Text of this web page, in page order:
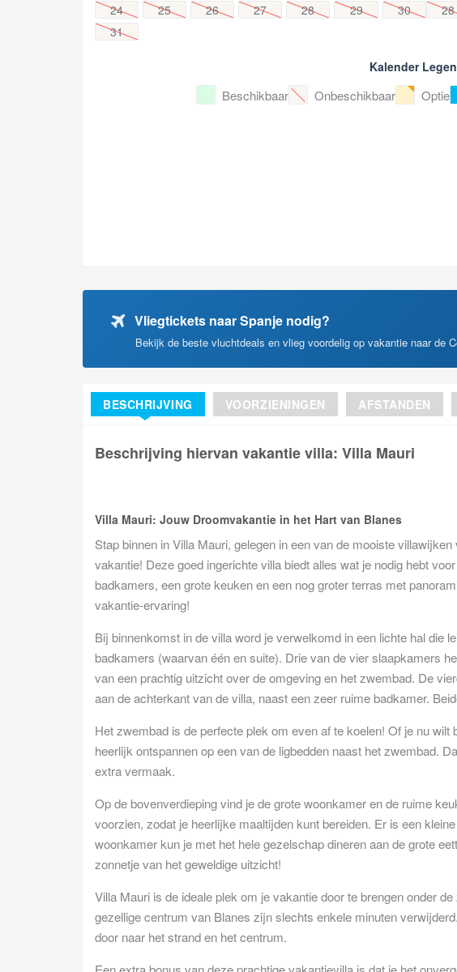
24
25 26 27 28 29
30
31
28
Kalender
Beschikbaar Onbeschikbaar Optie
Vliegtickets naar Spanje nodig?
Bekijk de beste vluchtdeals en vlieg voordelig op vakantie naar de
BESCHRIJVING VOORZIENINGEN AFSTANDEN
Beschrijving hiervan vakantie villa: Villa Mauri
Villa Mauri: Jouw Droomvakantie in het Hart van Blanes
Stap binnen in Villa Mauri, gelegen in een van de mooiste
vakantie! Deze goed ingerichte villa biedt alles wat je nodig hebt
badkamers, een grote keuken en een nog groter terras met
vakantie-ervaring!
Bij binnenkomst in de villa word je verwelkomd in een lichte hal die
badkamers (waarvan één en suite). Drie van de vier slaapkamers
van een prachtig uitzicht over de omgeving en het zwembad. De
aan de achterkant van de villa, naast een zeer ruime badkamer.
Het zwembad is de perfecte plek om even af te koelen! Of je nu
heerlijk ontspannen op een van de ligbedden naast het zwembad.
extra vermaak.
Op de bovenverdieping vind je de grote woonkamer en de ruime
voorzien, zodat je heerlijke maaltijden kunt bereiden. Er is een
woonkamer kun je met het hele gezelschap dineren aan de grote
zonnetje van het geweldige uitzicht!
Villa Mauri is de ideale plek om je vakantie door te brengen onder
gezellige centrum van Blanes zijn slechts enkele minuten
door naar het strand en het centrum.